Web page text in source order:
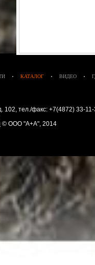
КАТАЛОГ ВИДЕО
102, тел./факс: +7(4872) 33-
34
© ООО "А+А", 2014